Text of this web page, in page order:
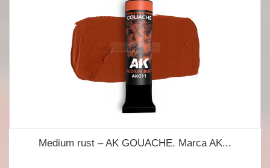
Medium rust – AK GOUACHE. Marca AK...